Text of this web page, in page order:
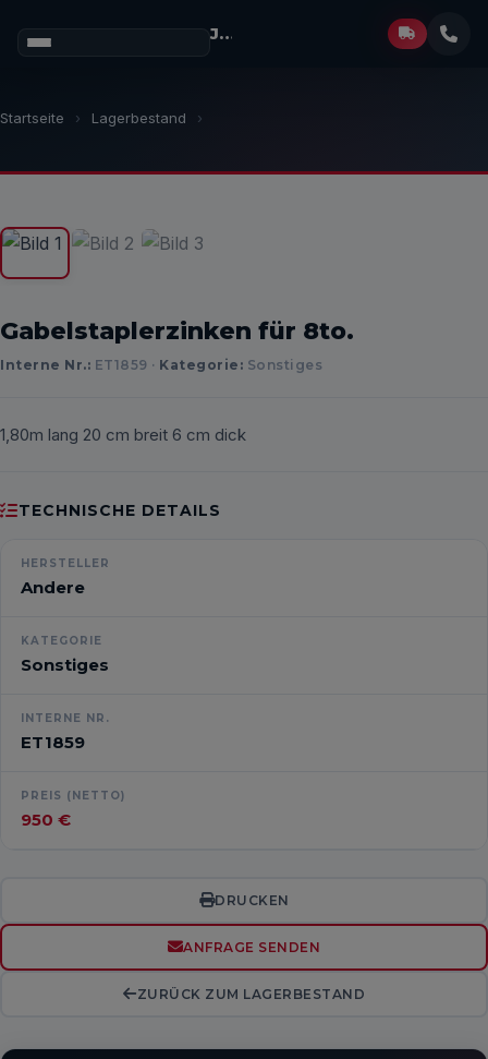
Josef Müller
Startseite › Lagerbestand ›
Gabelstaplerzinken für 8to.
Interne Nr.: ET1859 · Kategorie: Sonstiges
1,80m lang 20 cm breit 6 cm dick
TECHNISCHE DETAILS
HERSTELLER
Andere
KATEGORIE
Sonstiges
INTERNE NR.
ET1859
PREIS (NETTO)
950 €
DRUCKEN
ANFRAGE SENDEN
ZURÜCK ZUM LAGERBESTAND